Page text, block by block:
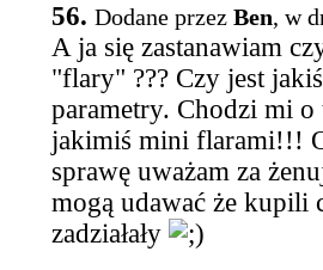
56. Dodane przez Ben, w
A ja się zastanawiam
"flary" ??? Czy jest
parametry. Chodzi mi
jakimiś mini flarami!!!
sprawę uważam za
mogą udawać że kupili
zadziałały